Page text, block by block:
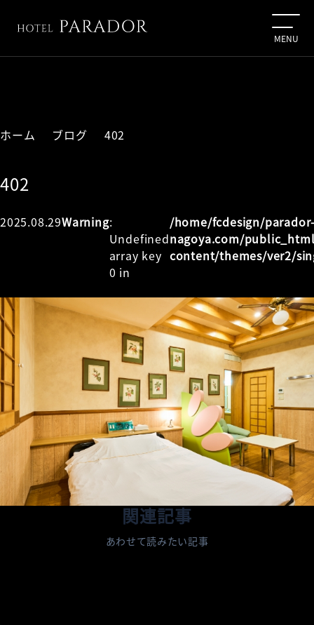
ホーム ブログ 402
402
2025.08.29Warning:
Undefined
array key
0 in
/home/fcdesign/
nagoya.com/
content/themes/ver2/
関連記事
あわせて読みたい記事